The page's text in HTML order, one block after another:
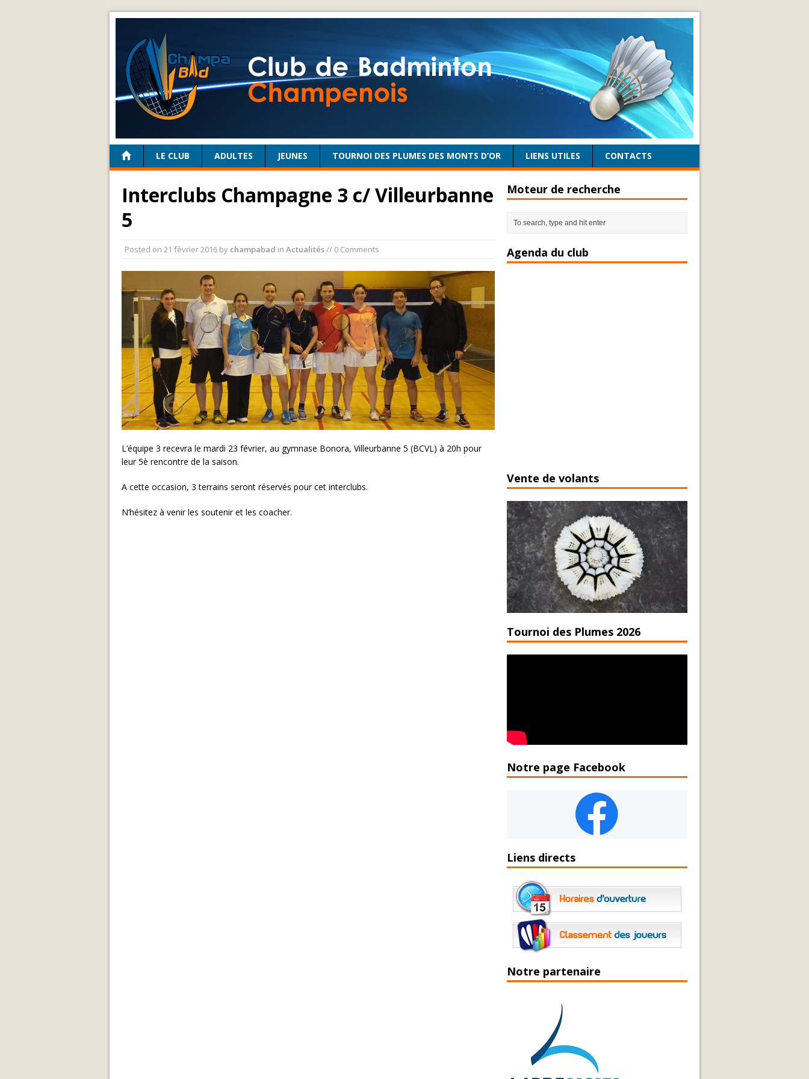
LE CLUB ADULTES JEUNES TOURNOI DES PLUMES DES MONTS D’OR LIENS UTILES CONTACTS
Interclubs Champagne 3 c/ Villeurbanne
5
Posted on 21 février 2016 by champabad in Actualités// 0 Comments
L’équipe 3 recevra le mardi 23 février, au gymnase Bonora, Villeurbanne 5 (BCVL) à 20h pour
leur 5è rencontre de la saison.
A cette occasion, 3 terrains seront réservés pour cet interclubs.
N’hésitez à venir les soutenir et les coacher.
Moteur de recherche
Agenda du club
Vente de volants
Tournoi des Plumes 2026
Notre page Facebook
Liens directs
Notre partenaire